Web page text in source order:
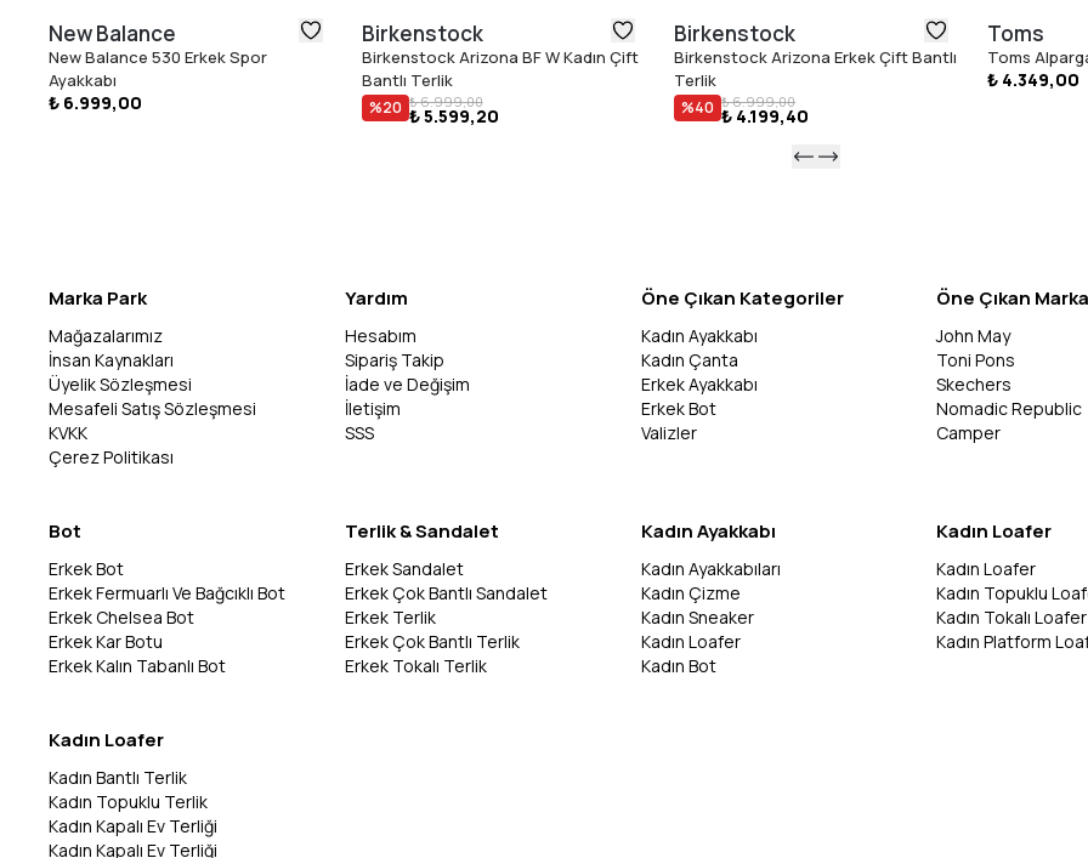
New Balance
New Balance 530 Erkek Spor
Ayakkabı
₺ 6.999,00
Birkenstock
Birkenstock Arizona BF W Kadın Çift
Bantlı Terlik
%20 ₺ 6.999,00
₺ 5.599,20
Birkenstock
Birkenstock Arizona Erkek Çift Bantlı
Terlik
%40 ₺ 6.999,00
₺ 4.199,40
Toms
Toms
₺ 4.349,00
Marka Park
Mağazalarımız
İnsan Kaynakları
Üyelik Sözleşmesi
Mesafeli Satış Sözleşmesi
KVKK
Çerez Politikası
Yardım
Hesabım
Sipariş Takip
İade ve Değişim
İletişim
SSS
Öne Çıkan Kategoriler
Kadın Ayakkabı
Kadın Çanta
Erkek Ayakkabı
Erkek Bot
Valizler
Öne Çıkan
John May
Toni Pons
Skechers
Nomadic Republic
Camper
Bot
Erkek Bot
Erkek Fermuarlı Ve Bağcıklı Bot
Erkek Chelsea Bot
Erkek Kar Botu
Erkek Kalın Tabanlı Bot
Terlik & Sandalet
Erkek Sandalet
Erkek Çok Bantlı Sandalet
Erkek Terlik
Erkek Çok Bantlı Terlik
Erkek Tokalı Terlik
Kadın Ayakkabı
Kadın Ayakkabıları
Kadın Çizme
Kadın Sneaker
Kadın Loafer
Kadın Bot
Kadın Loafer
Kadın Loafer
Kadın Topuklu
Kadın Tokalı Loafer
Kadın Platform
Kadın Loafer
Kadın Bantlı Terlik
Kadın Topuklu Terlik
Kadın Kapalı Ev Terliği
Kadın Kapalı Ev Terliği